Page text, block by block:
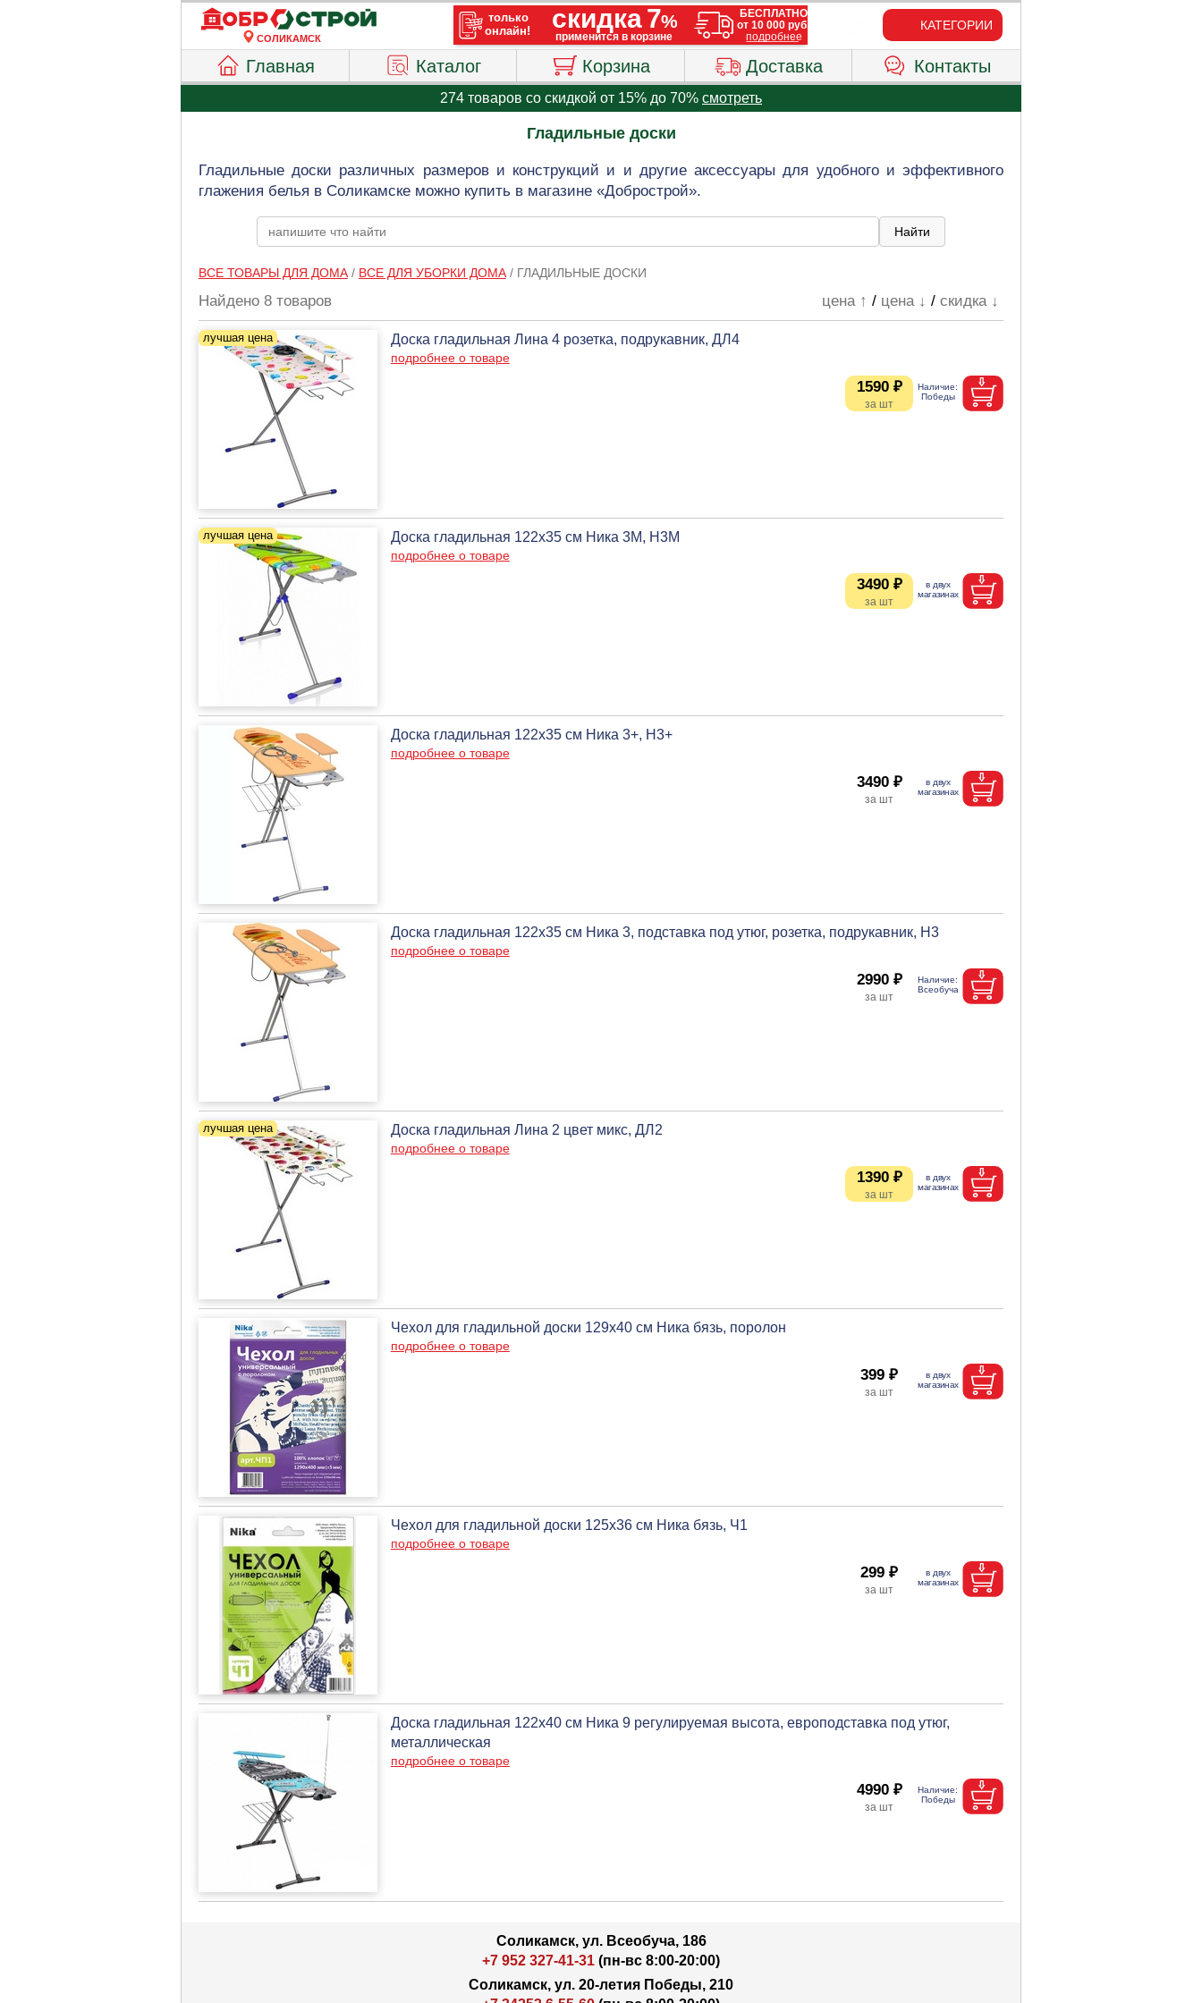
СОЛИКАМСК
КАТЕГОРИИ
Главная Каталог Корзина Доставка Контакты
274 товаров со скидкой от 15% до 70% смотреть
Гладильные доски
Гладильные доски различных размеров и конструкций и и другие аксессуары для удобного и эффективного
глажения белья в Соликамске можно купить в магазине «Добрострой».
ВСЕ ТОВАРЫ ДЛЯ ДОМА/ ВСЕ ДЛЯ УБОРКИ ДОМА/ ГЛАДИЛЬНЫЕ ДОСКИ
Найдено 8 товаров цена ↑ / цена ↓ /скидка ↓
Доска гладильная Лина 4 розетка, подрукавник, ДЛ4
подробнее о товаре
1590 ₽
Доска гладильная 122х35 см Ника 3М, Н3М
подробнее о товаре
3490 ₽
Доска гладильная 122х35 см Ника 3+, Н3+
подробнее о товаре
3490 ₽
Доска гладильная 122х35 см Ника 3, подставка под утюг, розетка, подрукавник, Н3
подробнее о товаре
2990 ₽
Доска гладильная Лина 2 цвет микс, ДЛ2
подробнее о товаре
1390 ₽
Чехол для гладильной доски 129х40 см Ника бязь, поролон
подробнее о товаре
399 ₽
Чехол для гладильной доски 125х36 см Ника бязь, Ч1
подробнее о товаре
299 ₽
Доска гладильная 122х40 см Ника 9 регулируемая высота, европодставка под утюг,
металлическая
подробнее о товаре
4990 ₽
Соликамск, ул. Всеобуча, 186
+7 952 327-41-31 (пн-вс 8:00-20:00)
Соликамск, ул. 20-летия Победы, 210